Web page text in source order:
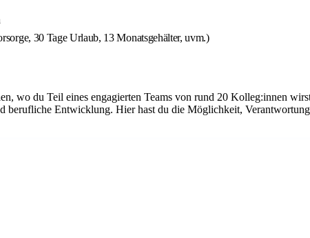
30 Tage Urlaub, 13 Monatsgehälter, uvm.)
wo du Teil eines engagierten Teams von rund 20 Kolleg:innen
berufliche Entwicklung. Hier hast du die Möglichkeit,